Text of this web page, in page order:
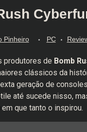
Pinheiro PC
produtores de Bomb
clássicos da
geração de
até sucede nisso,
que tanto o inspirou.